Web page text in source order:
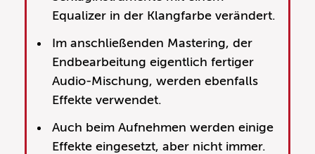
Equalizer in der Klangfarbe verändert.
Im anschließenden Mastering, der
Endbearbeitung eigentlich fertiger
Audio-Mischung, werden ebenfalls
Effekte verwendet.
Auch beim Aufnehmen werden einige
Effekte eingesetzt, aber nicht immer.